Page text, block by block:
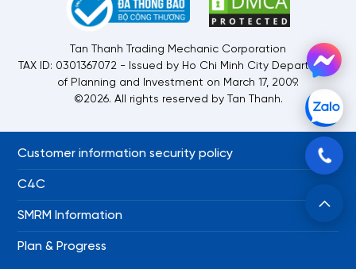
Tan Thanh Trading Mechanic Corporation
TAX ID: 0301367072 - Issued by Ho Chi Minh City Department
of Planning and Investment on March 17, 2009.
©2026. All rights reserved by Tan Thanh.
Customer information security policy
C4C
SMRM Information
Plan & Progress